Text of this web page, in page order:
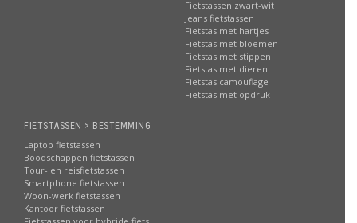
Fietstassen zwart-wit
Jeans fietstassen
Fietstas met hartjes
Fietstas met bloemen
Fietstas met stippen
Fietstas met dieren
Fietstas camouflage
Fietstas met opdruk
FIETSTASSEN > BESTEMMING
Laptop fietstassen
Boodschappen fietstassen
Tour- en reisfietstassen
Smartphone fietstassen
Woon-werk fietstassen
Kantoor fietstassen